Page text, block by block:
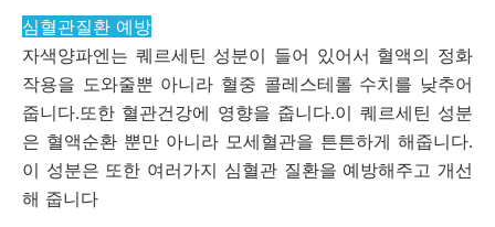
심혈관질환 예방
자색양파엔는 퀘르세틴 성분이 들어 있어서 혈액의 정화
작용을 도와줄뿐 아니라 혈중 콜레스테롤 수치를 낮추어
줍니다.또한 혈관건강에 영향을 줍니다.이 퀘르세틴 성분
은 혈액순환 뿐만 아니라 모세혈관을 튼튼하게 해줍니다.
이 성분은 또한 여러가지 심혈관 질환을 예방해주고 개선
해 줍니다